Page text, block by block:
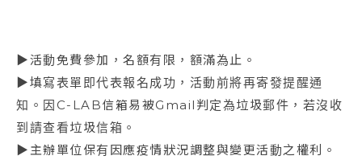
▶活動免費參加，名額有限，額滿為止。
▶填寫表單即代表報名成功，活動前將再寄發提醒通
知。因C-LAB信箱易被Gmail判定為垃圾郵件，若沒收
到請查看垃圾信箱。
▶主辦單位保有因應疫情狀況調整與變更活動之權利。